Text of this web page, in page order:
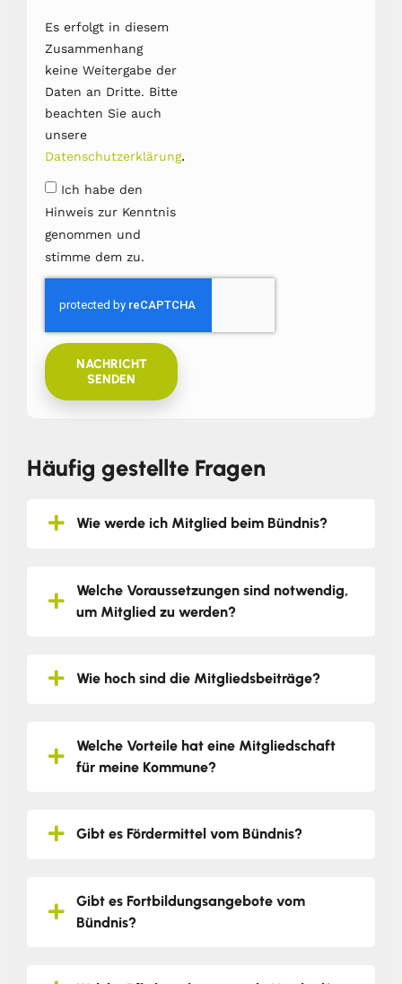
Es erfolgt in diesem
Zusammenhang
keine Weitergabe der
Daten an Dritte. Bitte
beachten Sie auch
unsere
Datenschutzerklärung.
Ich habe den
Hinweis zur Kenntnis
genommen und
stimme dem zu.
NACHRICHT
SENDEN
Häufig gestellte Fragen
Wie werde ich Mitglied beim Bündnis?
Welche Voraussetzungen sind notwendig,
um Mitglied zu werden?
Wie hoch sind die Mitgliedsbeiträge?
Welche Vorteile hat eine Mitgliedschaft
für meine Kommune?
Gibt es Fördermittel vom Bündnis?
Gibt es Fortbildungsangebote vom
Bündnis?